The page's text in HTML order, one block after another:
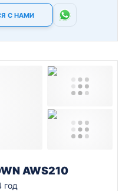
С НАМИ
AWS210
год